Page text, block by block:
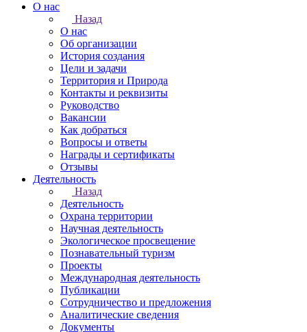
О нас
Назад
О нас
Об организации
История создания
Цели и задачи
Территория и Природа
Контакты и реквизиты
Руководство
Вакансии
Как добраться
Вопросы и ответы
Награды и сертификаты
Отзывы
Деятельность
Назад
Деятельность
Охрана территории
Научная деятельность
Экологическое просвещение
Познавательный туризм
Проекты
Международная деятельность
Публикации
Сотрудничество и предложения
Аналитические сведения
Документы